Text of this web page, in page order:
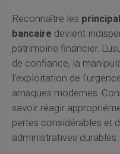
Reconnaître les
bancaire devient
patrimoine financier.
de confiance, la
l'exploitation de
arnaques modernes.
savoir réagir
pertes considérables et
administratives durables.